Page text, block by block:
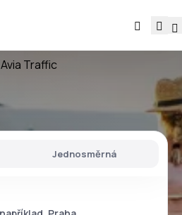
Avia Traffic
Jednosměrná